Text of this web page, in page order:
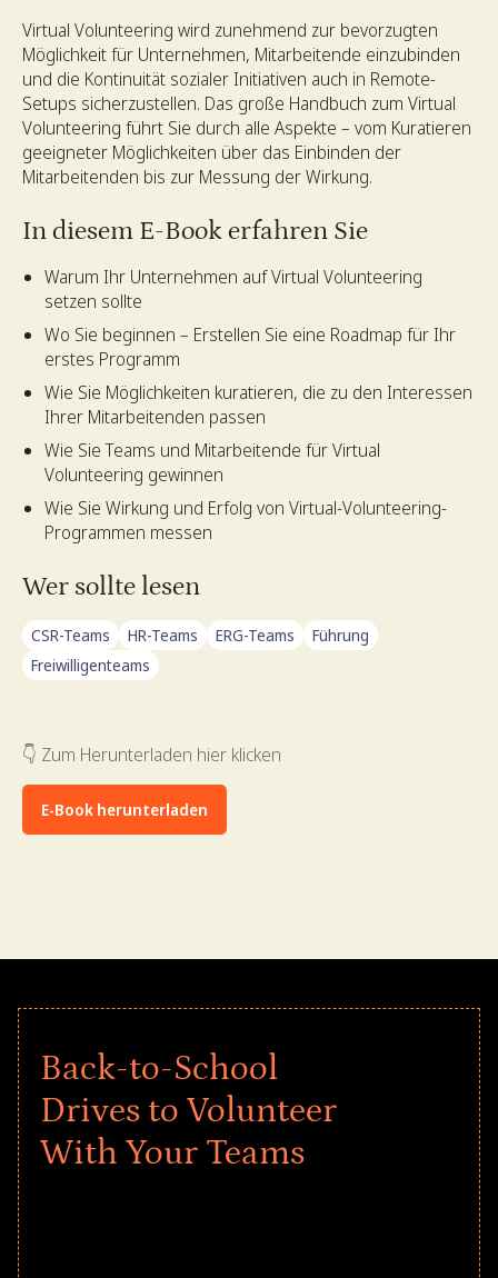
Virtual Volunteering wird zunehmend zur bevorzugten
Möglichkeit für Unternehmen, Mitarbeitende einzubinden
und die Kontinuität sozialer Initiativen auch in Remote-
Setups sicherzustellen. Das große Handbuch zum Virtual
Volunteering führt Sie durch alle Aspekte – vom Kuratieren
geeigneter Möglichkeiten über das Einbinden der
Mitarbeitenden bis zur Messung der Wirkung.
In diesem E-Book erfahren Sie
Warum Ihr Unternehmen auf Virtual Volunteering
setzen sollte
Wo Sie beginnen – Erstellen Sie eine Roadmap für Ihr
erstes Programm
Wie Sie Möglichkeiten kuratieren, die zu den Interessen
Ihrer Mitarbeitenden passen
Wie Sie Teams und Mitarbeitende für Virtual
Volunteering gewinnen
Wie Sie Wirkung und Erfolg von Virtual-Volunteering-
Programmen messen
Wer sollte lesen
CSR-Teams HR-Teams ERG-Teams
Führung
Freiwilligenteams
👇 Zum Herunterladen hier klicken
E-Book herunterladen
Back-to-School
Drives to Volunteer
With Your Teams